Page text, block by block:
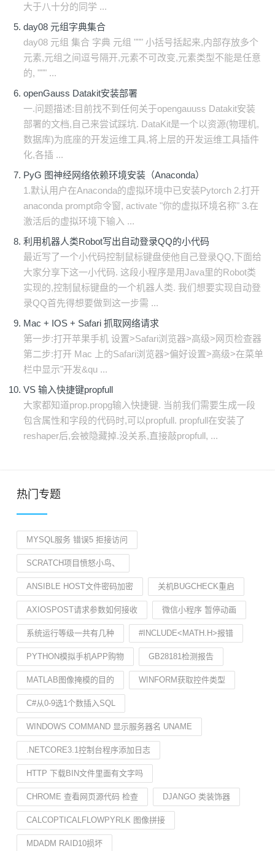
大于八十分的同学 ...
day08 元组字典集合
day08 元组 集合 字典 元组 """ 小括号括起来,内部存放多个
元素,元组之间逗号隔开,元素不可改变,元素类型不能是任意
的, """ ...
openGauss Datakit安装部署
一.问题描述:目前找不到任何关于opengauuss Datakit安装
部署的文档,自己来尝试踩坑. DataKit是一个以资源(物理机,
数据库)为底座的开发运维工具,将上层的开发运维工具插件
化,各插 ...
PyG 图神经网络依赖环境安装（Anaconda）
1.默认用户在Anaconda的虚拟环境中已安装Pytorch 2.打开
anaconda prompt命令窗, activate "你的虚拟环境名称" 3.在
激活后的虚拟环境下输入 ...
利用机器人类Robot写出自动登录QQ的小代码
最近写了一个小代码控制鼠标键盘使他自己登录QQ,下面给
大家分享下这一小代码. 这段小程序是用Java里的Robot类
实现的,控制鼠标键盘的一个机器人类. 我们想要实现自动登
录QQ首先得想要做到这一步需 ...
Mac + IOS + Safari 抓取网络请求
第一步:打开苹果手机 设置>Safari浏览器>高级>网页检查器
第二步:打开 Mac 上的Safari浏览器>偏好设置>高级>在菜单
栏中显示"开发&qu ...
VS 输入快捷键propfull
大家都知道prop.propg输入快捷键. 当前我们需要生成一段
包含属性和字段的代码时,可以propfull. propfull在安装了
reshaper后,会被隐藏掉.没关系,直接敲propfull, ...
热门专题
MYSQL服务 错误5 拒接访问
SCRATCH项目愤怒小鸟、
ANSIBLE HOST文件密码加密 关机BUGCHECK重启
AXIOSPOST请求参数如何接收 微信小程序 暂停动画
系统运行等级一共有几种 #INCLUDE<MATH.H>报错
PYTHON模拟手机APP购物 GB28181检测报告
MATLAB图像掩模的目的 WINFORM获取控件类型
C#从0-9选1个数插入SQL
WINDOWS COMMAND 显示服务器名 UNAME
.NETCORE3.1控制台程序添加日志
HTTP 下载BIN文件里面有文字吗
CHROME 查看网页源代码 检查 DJANGO 类装饰器
CALCOPTICALFLOWPYRLK 图像拼接
MDADM RAID10损坏